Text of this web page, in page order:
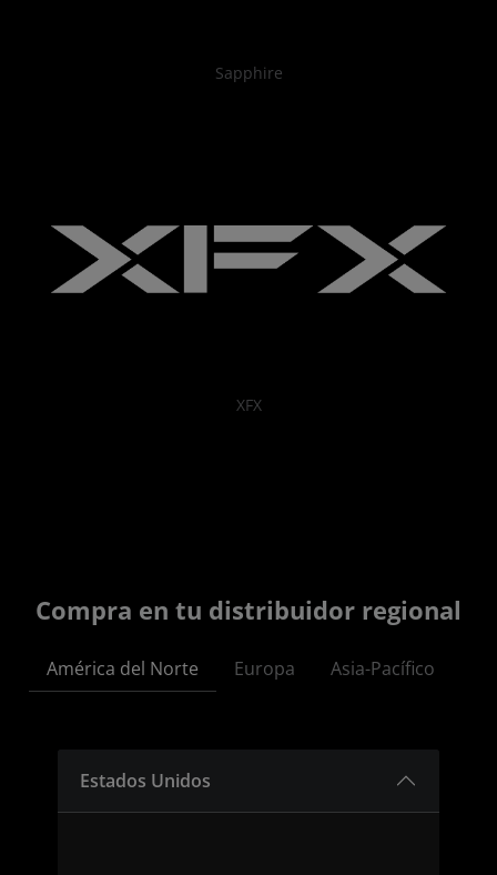
Sapphire
XFX
Compra en tu distribuidor regional
América del Norte Europa Asia-Pacífico
Estados Unidos